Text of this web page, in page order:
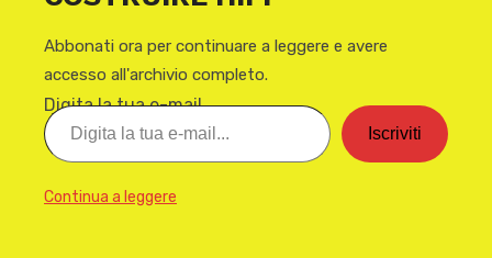
Abbonati ora per continuare a leggere e avere
accesso all'archivio completo.
Digita la tua e-mail...
Iscriviti
Continua a leggere